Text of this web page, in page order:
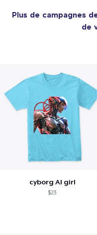
Plus de campagnes
de
cyborg AI girl
$23